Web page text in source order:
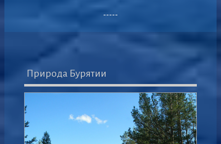
-----
Природа Бурятии